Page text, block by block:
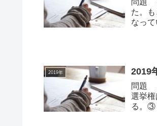
問題
た。
なっ
2019年 2019
問題
選挙
る。③